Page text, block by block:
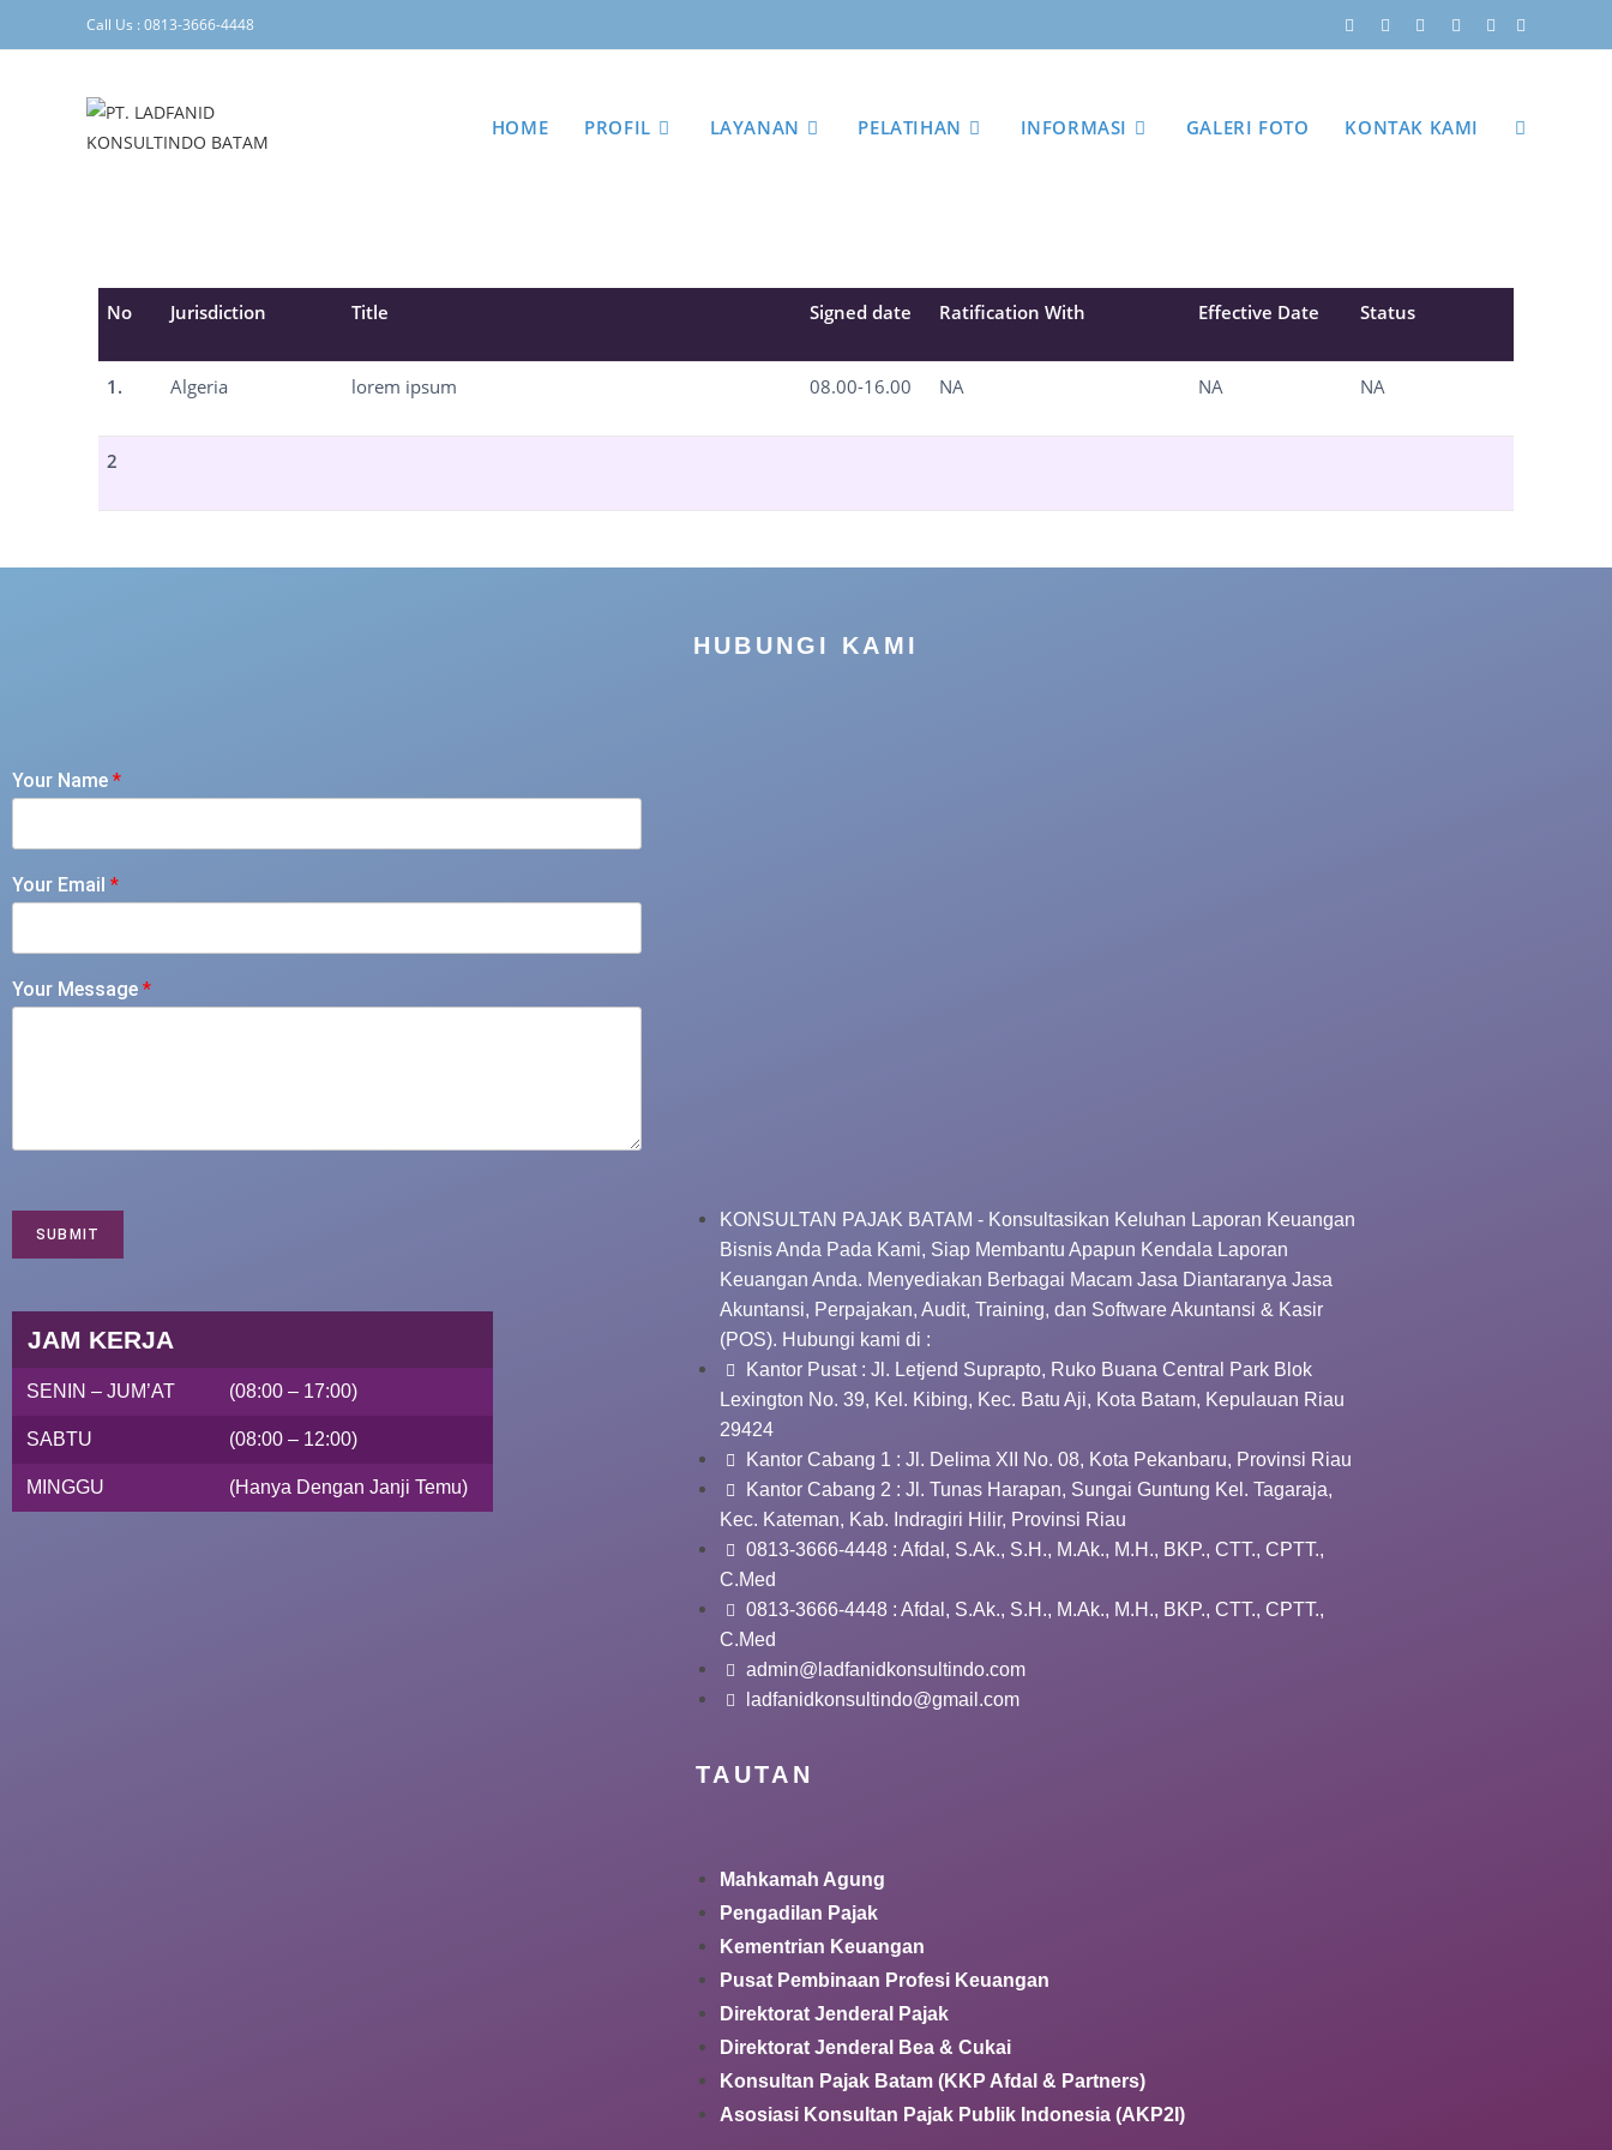
Call Us : 0813-3666-4448
HOME PROFIL LAYANAN PELATIHAN INFORMASI GALERI FOTO KONTAK KAMI
No Jurisdiction Title Signed date Ratification With Effective Date Status
1. Algeria lorem ipsum 08.00-16.00 NA NA NA
2
HUBUNGI KAMI
Your Name *
Your Email *
Your Message *
SUBMIT
JAM KERJA
SENIN – JUM’AT (08:00 – 17:00)
SABTU (08:00 – 12:00)
MINGGU (Hanya Dengan Janji Temu)
KONSULTAN PAJAK BATAM - Konsultasikan Keluhan Laporan Keuangan
Bisnis Anda Pada Kami, Siap Membantu Apapun Kendala Laporan
Keuangan Anda. Menyediakan Berbagai Macam Jasa Diantaranya Jasa
Akuntansi, Perpajakan, Audit, Training, dan Software Akuntansi & Kasir
(POS). Hubungi kami di :
Kantor Pusat : Jl. Letjend Suprapto, Ruko Buana Central Park Blok
Lexington No. 39, Kel. Kibing, Kec. Batu Aji, Kota Batam, Kepulauan Riau
29424
Kantor Cabang 1 : Jl. Delima XII No. 08, Kota Pekanbaru, Provinsi Riau
Kantor Cabang 2 : Jl. Tunas Harapan, Sungai Guntung Kel. Tagaraja,
Kec. Kateman, Kab. Indragiri Hilir, Provinsi Riau
0813-3666-4448 : Afdal, S.Ak., S.H., M.Ak., M.H., BKP., CTT., CPTT.,
C.Med
0813-3666-4448 : Afdal, S.Ak., S.H., M.Ak., M.H., BKP., CTT., CPTT.,
C.Med
admin@ladfanidkonsultindo.com
ladfanidkonsultindo@gmail.com
TAUTAN
Mahkamah Agung
Pengadilan Pajak
Kementrian Keuangan
Pusat Pembinaan Profesi Keuangan
Direktorat Jenderal Pajak
Direktorat Jenderal Bea & Cukai
Konsultan Pajak Batam (KKP Afdal & Partners)
Asosiasi Konsultan Pajak Publik Indonesia (AKP2I)